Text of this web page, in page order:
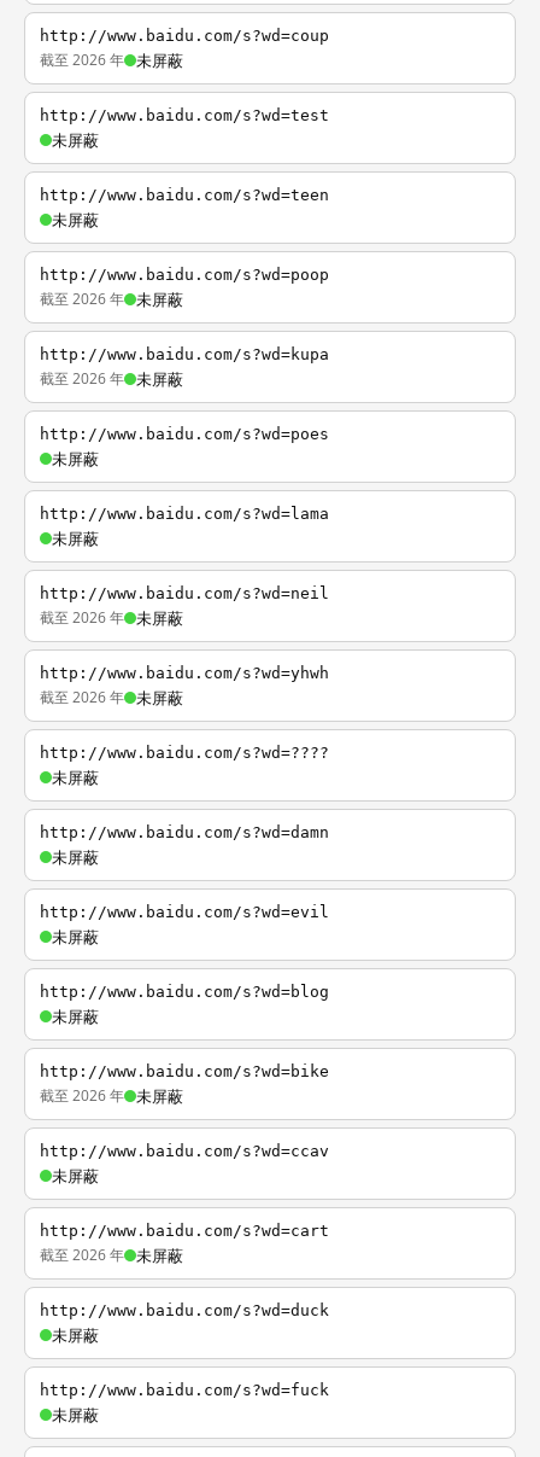
http://www.baidu.com/s?wd=coup
截至 2026 年 未屏蔽
http://www.baidu.com/s?wd=test
未屏蔽
http://www.baidu.com/s?wd=teen
未屏蔽
http://www.baidu.com/s?wd=poop
截至 2026 年 未屏蔽
http://www.baidu.com/s?wd=kupa
截至 2026 年 未屏蔽
http://www.baidu.com/s?wd=poes
未屏蔽
http://www.baidu.com/s?wd=lama
未屏蔽
http://www.baidu.com/s?wd=neil
截至 2026 年 未屏蔽
http://www.baidu.com/s?wd=yhwh
截至 2026 年 未屏蔽
http://www.baidu.com/s?wd=????
未屏蔽
http://www.baidu.com/s?wd=damn
未屏蔽
http://www.baidu.com/s?wd=evil
未屏蔽
http://www.baidu.com/s?wd=blog
未屏蔽
http://www.baidu.com/s?wd=bike
截至 2026 年 未屏蔽
http://www.baidu.com/s?wd=ccav
未屏蔽
http://www.baidu.com/s?wd=cart
截至 2026 年 未屏蔽
http://www.baidu.com/s?wd=duck
未屏蔽
http://www.baidu.com/s?wd=fuck
未屏蔽